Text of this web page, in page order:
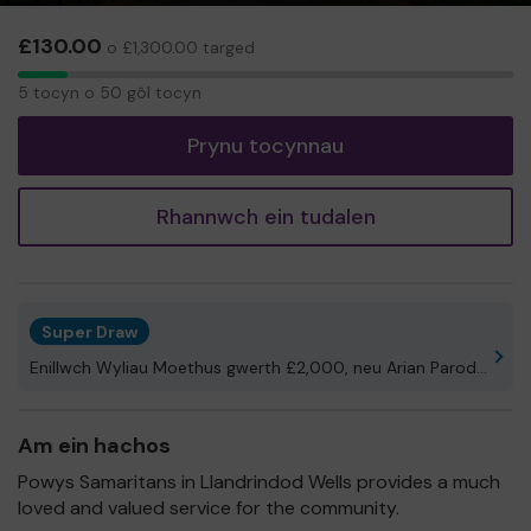
£130.00 o £1,300.00 targed
5
tocyn
5 tocyn o 50 gôl tocyn
Prynu tocynnau
Rhannwch ein tudalen
Super Draw
Am ein hachos
Powys Samaritans in Llandrindod Wells provides a much
loved and valued service for the community.